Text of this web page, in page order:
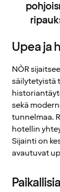
Upea ja
NÒR
säilytetyistä
sekä
tunnelmaa.
hotellin
Sijainti on
avautuvat